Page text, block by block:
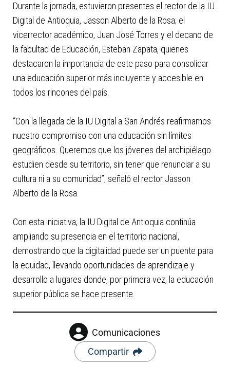
Durante la jornada, estuvieron presentes el rector de la IU
Digital de Antioquia, Jasson Alberto de la Rosa; el
vicerrector académico, Juan José Torres y el decano de
la facultad de Educación, Esteban Zapata, quienes
destacaron la importancia de este paso para consolidar
una educación superior más incluyente y accesible en
todos los rincones del país.
“Con la llegada de la IU Digital a San Andrés reafirmamos
nuestro compromiso con una educación sin límites
geográficos. Queremos que los jóvenes del archipiélago
estudien desde su territorio, sin tener que renunciar a su
cultura ni a su comunidad”, señaló el rector Jasson
Alberto de la Rosa.
Con esta iniciativa, la IU Digital de Antioquia continúa
ampliando su presencia en el territorio nacional,
demostrando que la digitalidad puede ser un puente para
la equidad, llevando oportunidades de aprendizaje y
desarrollo a lugares donde, por primera vez, la educación
superior pública se hace presente.
Comunicaciones
Compartir